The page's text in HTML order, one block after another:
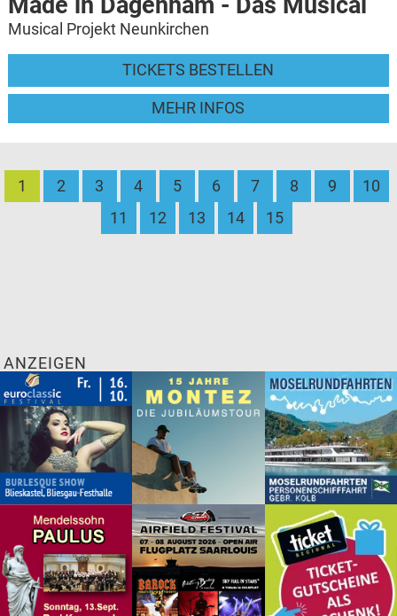
Musical Projekt Neunkirchen
TICKETS BESTELLEN
MEHR INFOS
1 2 3 4 5 6 7 8 9
10
11
12 13 14 15
ANZEIGEN